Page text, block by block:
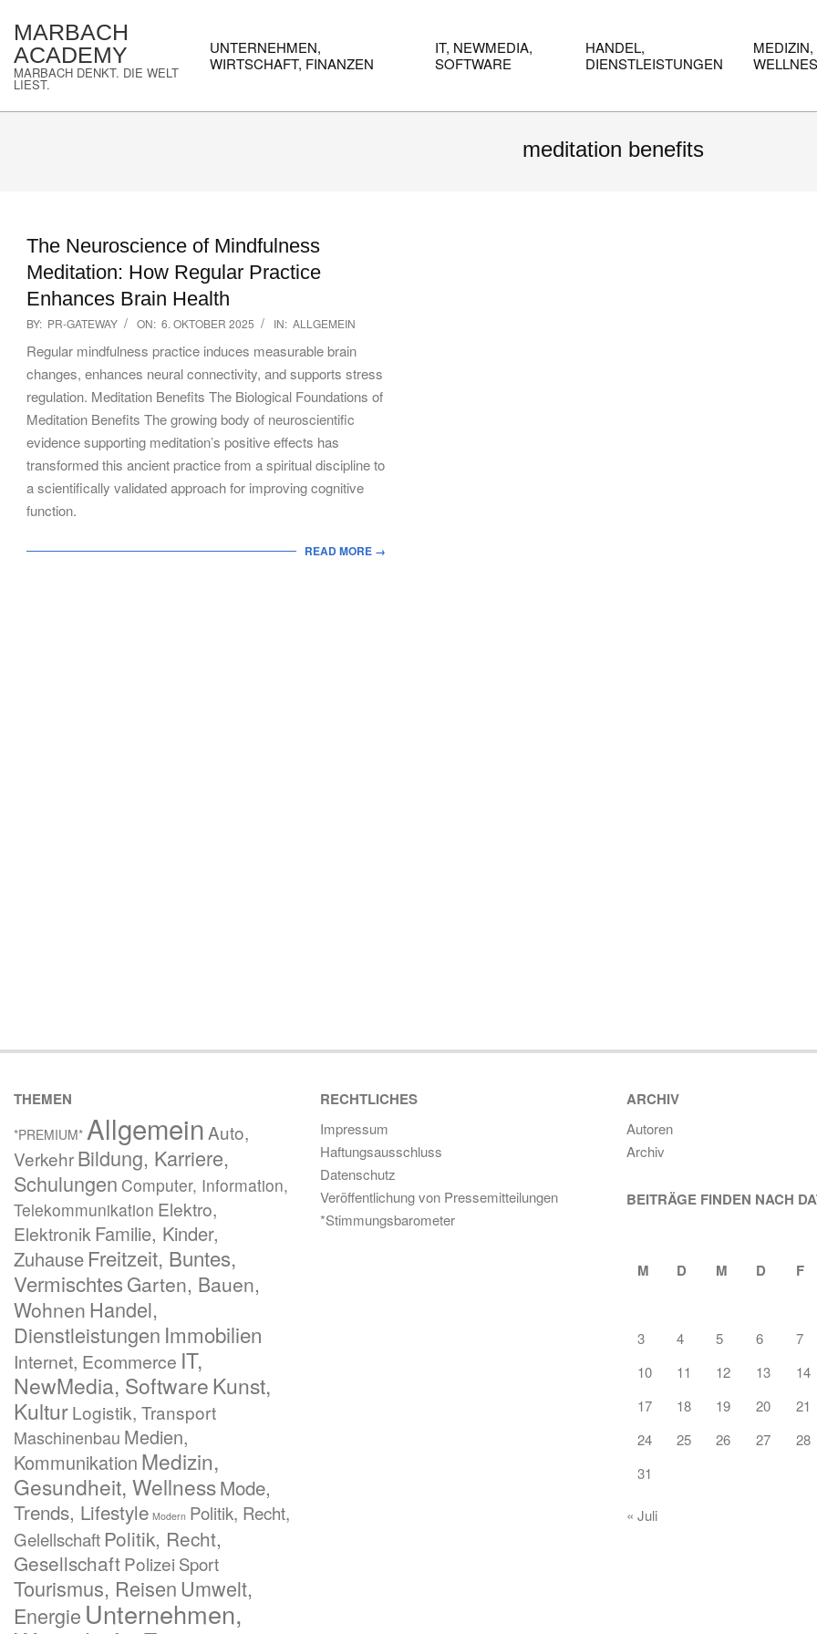
content
MARBACH
ACADEMY
MARBACH DENKT. DIE WELT
LIEST.
Navigation
UNTERNEHMEN,
WIRTSCHAFT, FINANZEN
IT, NEWMEDIA,
SOFTWARE
HANDEL,
DIENSTLEISTUNGEN
meditation benefits
The Neuroscience of Mindfulness
Meditation: How Regular Practice
Enhances Brain Health
2025-
10-
06
BY: PR-GATEWAY ON: 6. OKTOBER 2025 IN: ALLGEMEIN
Regular mindfulness practice induces measurable brain
changes, enhances neural connectivity, and supports stress
regulation. Meditation Benefits The Biological Foundations of
Meditation Benefits The growing body of neuroscientific
evidence supporting meditation’s positive effects has
transformed this ancient practice from a spiritual discipline to
a scientifically validated approach for improving cognitive
function.
READ MORE →
THEMEN
*PREMIUM* Allgemein Auto,
VerkehrBildung, Karriere,
Schulungen Computer, Information,
Telekommunikation Elektro,
Elektronik Familie, Kinder,
Zuhause Freitzeit, Buntes,
Vermischtes Garten, Bauen,
Wohnen Handel,
Dienstleistungen Immobilien
Internet, Ecommerce IT,
NewMedia, SoftwareKunst,
KulturLogistik, Transport
Maschinenbau Medien,
Kommunikation Medizin,
Gesundheit, WellnessMode,
Trends, Lifestyle Modern Politik, Recht,
Gelellschaft Politik, Recht,
GesellschaftPolizei Sport
Tourismus, Reisen Umwelt,
Energie Unternehmen,
RECHTLICHES
Impressum
Haftungsausschluss
Datenschutz
Veröffentlichung von Pressemitteilungen
*Stimmungsbarometer
ARCHIV
Autoren
Archiv
BEITRÄGE FINDEN NACH
M D M D F
3 4 5 6
7
10
11 12 13
14
17
18 19 20
21
24
25 26 27
28
31
« Juli